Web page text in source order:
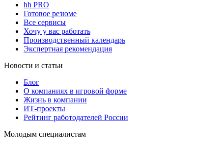
hh PRO
Готовое резюме
Все сервисы
Хочу у вас работать
Производственный календарь
Экспертная рекомендация
Новости и статьи
Блог
О компаниях в игровой форме
Жизнь в компании
ИТ-проекты
Рейтинг работодателей России
Молодым специалистам